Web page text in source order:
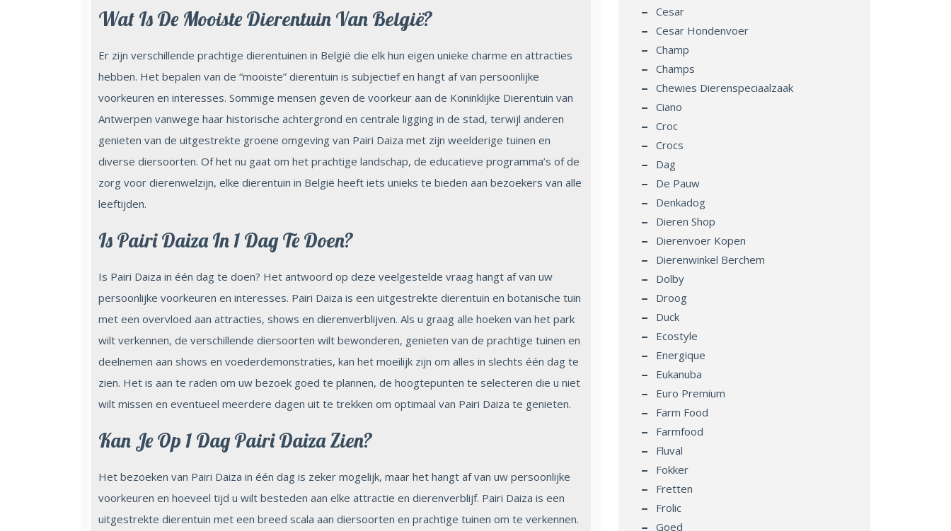
Wat Is De Mooiste Dierentuin Van België?
Er zijn verschillende prachtige dierentuinen in België die elk hun eigen unieke charme en attracties
hebben. Het bepalen van de “mooiste” dierentuin is subjectief en hangt af van persoonlijke
voorkeuren en interesses. Sommige mensen geven de voorkeur aan de Koninklijke Dierentuin van
Antwerpen vanwege haar historische achtergrond en centrale ligging in de stad, terwijl anderen
genieten van de uitgestrekte groene omgeving van Pairi Daiza met zijn weelderige tuinen en
diverse diersoorten. Of het nu gaat om het prachtige landschap, de educatieve programma’s of de
zorg voor dierenwelzijn, elke dierentuin in België heeft iets unieks te bieden aan bezoekers van alle
leeftijden.
Is Pairi Daiza In 1 Dag Te Doen?
Is Pairi Daiza in één dag te doen? Het antwoord op deze veelgestelde vraag hangt af van uw
persoonlijke voorkeuren en interesses. Pairi Daiza is een uitgestrekte dierentuin en botanische tuin
met een overvloed aan attracties, shows en dierenverblijven. Als u graag alle hoeken van het park
wilt verkennen, de verschillende diersoorten wilt bewonderen, genieten van de prachtige tuinen en
deelnemen aan shows en voederdemonstraties, kan het moeilijk zijn om alles in slechts één dag te
zien. Het is aan te raden om uw bezoek goed te plannen, de hoogtepunten te selecteren die u niet
wilt missen en eventueel meerdere dagen uit te trekken om optimaal van Pairi Daiza te genieten.
Kan Je Op 1 Dag Pairi Daiza Zien?
Het bezoeken van Pairi Daiza in één dag is zeker mogelijk, maar het hangt af van uw persoonlijke
voorkeuren en hoeveel tijd u wilt besteden aan elke attractie en dierenverblijf. Pairi Daiza is een
uitgestrekte dierentuin met een breed scala aan diersoorten en prachtige tuinen om te verkennen.
Cesar
Cesar Hondenvoer
Champ
Champs
Chewies Dierenspeciaalzaak
Ciano
Croc
Crocs
Dag
De Pauw
Denkadog
Dieren Shop
Dierenvoer Kopen
Dierenwinkel Berchem
Dolby
Droog
Duck
Ecostyle
Energique
Eukanuba
Euro Premium
Farm Food
Farmfood
Fluval
Fokker
Fretten
Frolic
Goed